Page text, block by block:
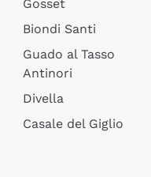
Gosset
Biondi Santi
Guado al Tasso
Antinori
Divella
Casale del Giglio